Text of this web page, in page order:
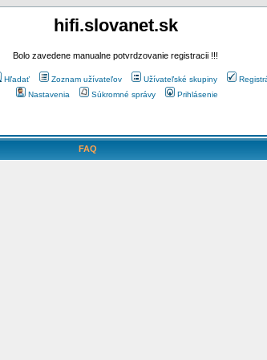
hifi.slovanet.sk
Bolo zavedene manualne potvrdzovanie registracii !!!
Hľadať Zoznam užívateľov Užívateľské skupiny
Nastavenia
Súkromné správy Prihlásenie
FAQ